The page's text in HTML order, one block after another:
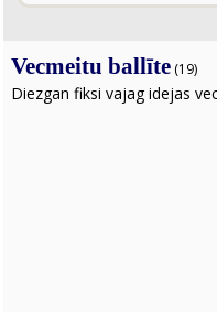
Vecmeitu ballīte (19)
Diezgan fiksi vajag idejas